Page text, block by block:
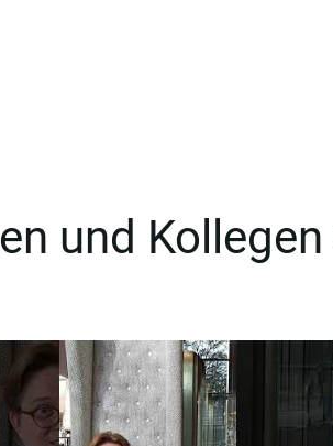
und